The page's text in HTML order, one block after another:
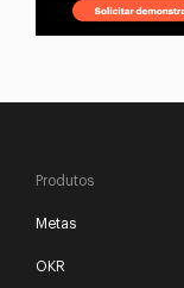
Produtos
Metas
OKR